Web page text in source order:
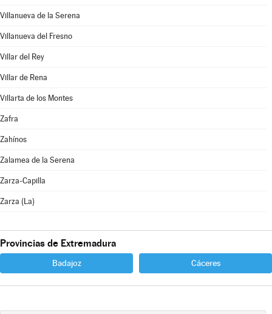
Villanueva de la Serena
Villanueva del Fresno
Villar del Rey
Villar de Rena
Villarta de los Montes
Zafra
Zahínos
Zalamea de la Serena
Zarza-Capilla
Zarza (La)
Provincias de Extremadura
Badajoz Cáceres